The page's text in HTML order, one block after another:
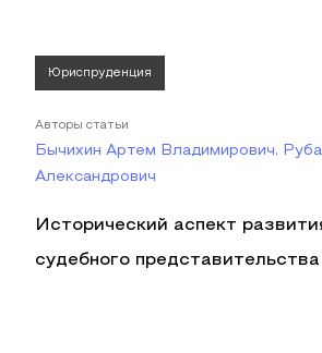
Юриспруденция
Авторы статьи
Бычихин Артем Владимирович,
Александрович
Исторический аспект
судебного представительства